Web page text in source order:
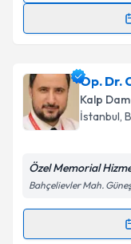
takvim
E-posta
Kişisel
Metni'ni
Op. Dr.
Kalp
İstanbul,
Özel Memorial
Bahçelievler Mah.
Randevu